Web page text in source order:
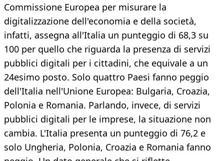
Commissione Europea per misurare la
digitalizzazione dell'economia e della società,
infatti, assegna all'Italia un punteggio di 68,3 su
100 per quello che riguarda la presenza di servizi
pubblici digitali per i cittadini, che equivale a un
24esimo posto. Solo quattro Paesi fanno peggio
dell'Italia nell'Unione Europea: Bulgaria, Croazia,
Polonia e Romania. Parlando, invece, di servizi
pubblici digitali per le imprese, la situazione non
cambia. L'Italia presenta un punteggio di 76,2 e
solo Ungheria, Polonia, Croazia e Romania fanno